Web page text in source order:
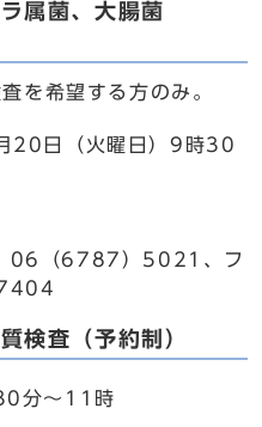
属菌、大腸菌
希望する方のみ。
20日（火曜日）9時30
06（6787）5021、フ
検査（予約制）
分～11時